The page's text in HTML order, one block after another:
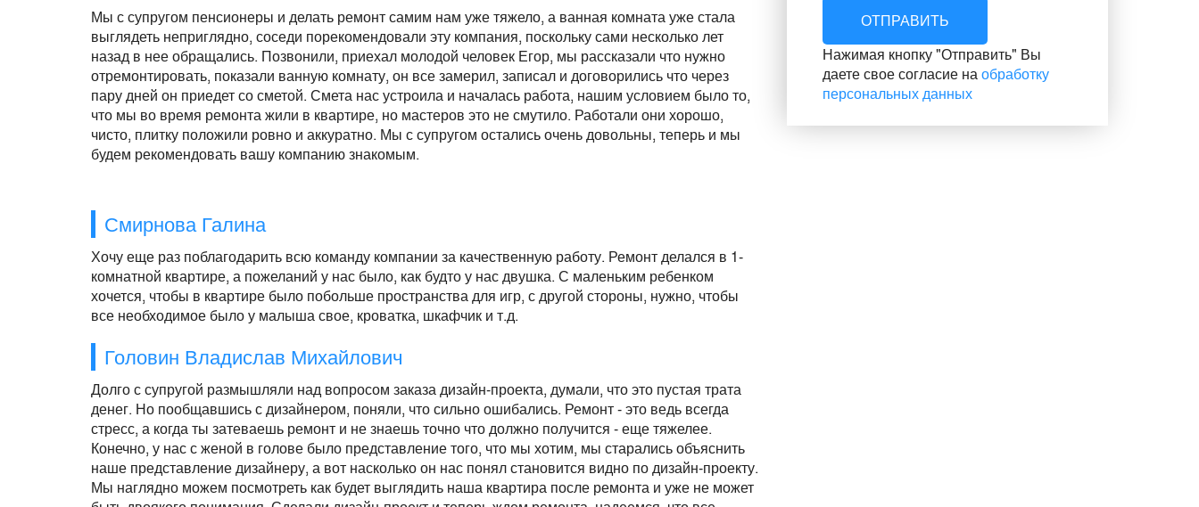
Мы с супругом пенсионеры и делать ремонт самим нам уже тяжело, а ванная комната уже стала
выглядеть неприглядно, соседи порекомендовали эту компания, поскольку сами несколько лет
назад в нее обращались. Позвонили, приехал молодой человек Егор, мы рассказали что нужно
отремонтировать, показали ванную комнату, он все замерил, записал и договорились что через
пару дней он приедет со сметой. Смета нас устроила и началась работа, нашим условием было то,
что мы во время ремонта жили в квартире, но мастеров это не смутило. Работали они хорошо,
чисто, плитку положили ровно и аккуратно. Мы с супругом остались очень довольны, теперь и мы
будем рекомендовать вашу компанию знакомым.
Смирнова Галина
Хочу еще раз поблагодарить всю команду компании за качественную работу. Ремонт делался в 1-
комнатной квартире, а пожеланий у нас было, как будто у нас двушка. С маленьким ребенком
хочется, чтобы в квартире было побольше пространства для игр, с другой стороны, нужно, чтобы
все необходимое было у малыша свое, кроватка, шкафчик и т.д.
Головин Владислав Михайлович
Долго с супругой размышляли над вопросом заказа дизайн-проекта, думали, что это пустая трата
денег. Но пообщавшись с дизайнером, поняли, что сильно ошибались. Ремонт - это ведь всегда
стресс, а когда ты затеваешь ремонт и не знаешь точно что должно получится - еще тяжелее.
Конечно, у нас с женой в голове было представление того, что мы хотим, мы старались объяснить
наше представление дизайнеру, а вот насколько он нас понял становится видно по дизайн-проекту.
Мы наглядно можем посмотреть как будет выглядить наша квартира после ремонта и уже не может
ОТПРАВИТЬ
Нажимая кнопку "Отправить" Вы
даете свое согласие наобработку
персональных данных